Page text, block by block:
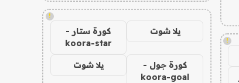
!
!
يلا شوت
كورة ستار -
koora-star
كورة جول -
koora-goal
يلا شوت